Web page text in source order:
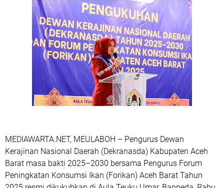
MEDIAWARTA.NET, MEULABOH – Pengurus Dewan
Kerajinan Nasional Daerah (Dekranasda) Kabupaten Aceh
Barat masa bakti 2025–2030 bersama Pengurus Forum
Peningkatan Konsumsi Ikan (Forikan) Aceh Barat Tahun